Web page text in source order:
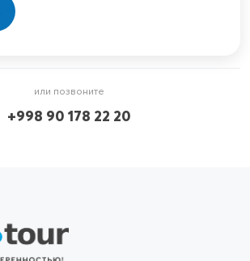
или позвоните
+998 90 178 22 20